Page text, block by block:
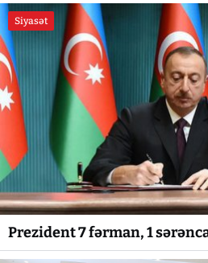
Siyasət
Prezident 7 fərman, 1